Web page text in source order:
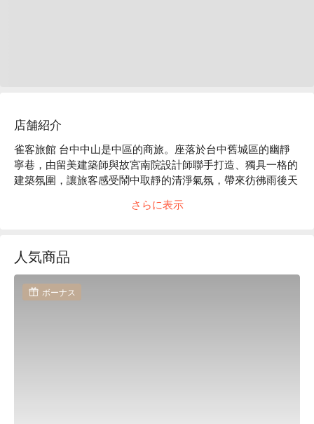
店舗紹介
雀客旅館 台中中山是中區的商旅。座落於台中舊城區的幽靜
寧巷，由留美建築師與故宮南院設計師聯手打造、獨具一格的
建築氛圍，讓旅客感受鬧中取靜的清淨氣氛，帶來彷彿雨後天
中火車站、宮原眼科、第二市場等知名景點，方便旅客探訪舊
城故事，品味道地小吃。
雀客旅館 台中中山優惠、雀客旅館 台中中山住宿方案、雀客
旅館 台中中山休息方案立刻查看⬇︎
さらに表示
人気商品
ボーナス